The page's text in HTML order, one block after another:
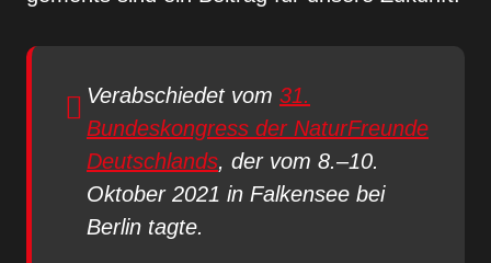
Verabschiedet vom 31.
Bundeskongress der NaturFreunde
Deutschlands, der vom 8.–10.
Oktober 2021 in Falkensee bei
Berlin tagte.